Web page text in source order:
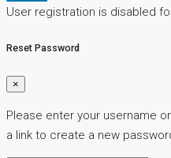
User registration is disabled
Reset Password
×
Please enter your username
a link to create a new